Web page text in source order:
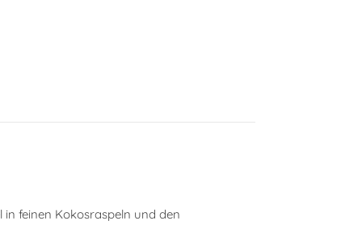
feinen Kokosraspeln und den